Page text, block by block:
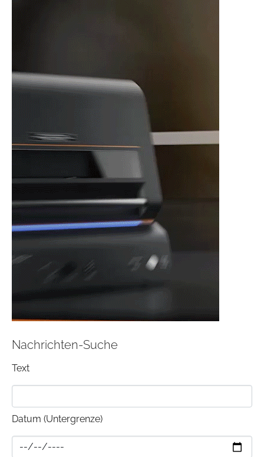
Nachrichten-Suche
Text
Datum (Untergrenze)